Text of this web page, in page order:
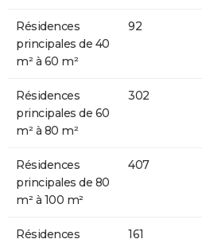
Résidences
principales de 40
m² à 60 m²
92
Résidences
principales de 60
m² à 80 m²
302
Résidences
principales de 80
m² à 100 m²
407
Résidences
161